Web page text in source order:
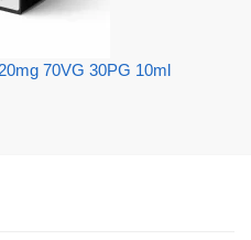
70VG 30PG 10ml